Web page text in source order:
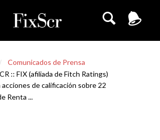
Comunicados de Prensa
:: FIX (afiliada de Fitch Ratings)
de calificación sobre 22
Renta ...